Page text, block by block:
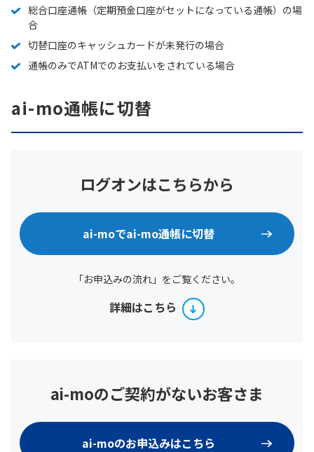
総合口座通帳（定期預金口座がセットになっている通帳）の場
合
切替口座のキャッシュカードが未発行の場合
通帳のみでATMでのお支払いをされている場合
ai-mo通帳に切替
ログオンはこちらから
ai-moでai-mo通帳に切替
「お申込みの流れ」をご覧ください。
詳細はこちら
ai-moのご契約がないお客さま
ai-moのお申込みはこちら